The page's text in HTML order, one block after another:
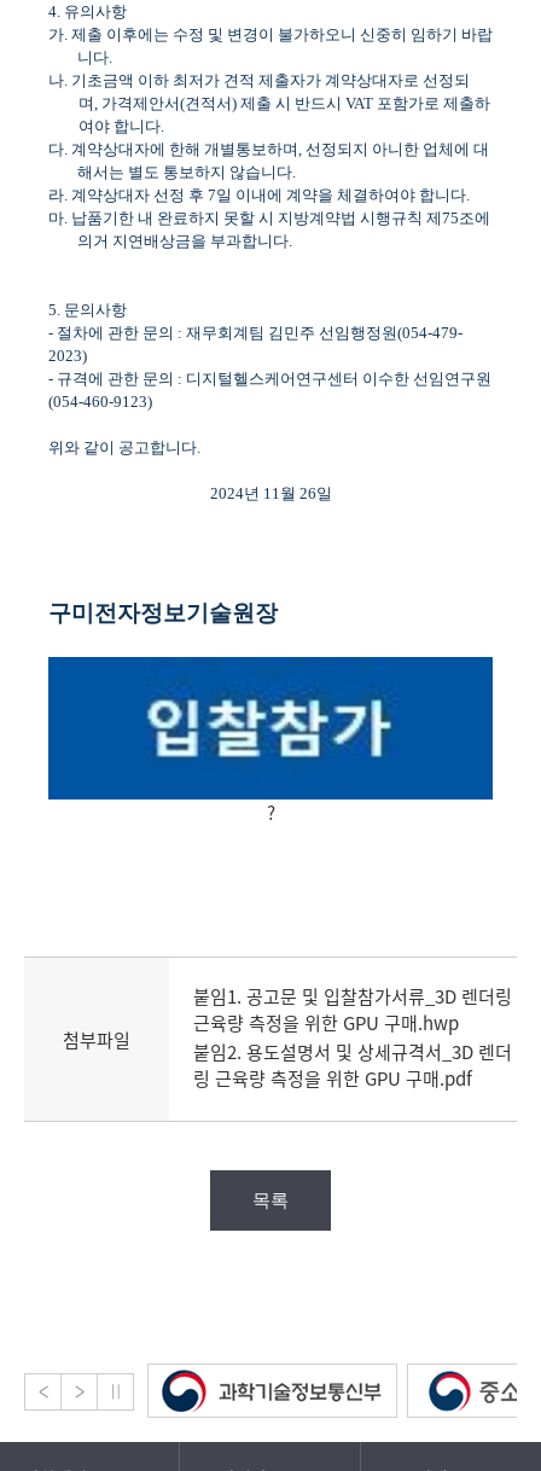
4. 유의사항
가 제출 이후에는 수정 및 변경이 불가하오니 신중히 임하기 바랍
니다.
나 기초금액 이하 최저가 견적 제출자가 계약상대자로 선정되
며 가격제안서(견적서)제출 시 반드시VAT 포함가로 제출하
여야 합니다
다 계약상대자에 한해 개별통보하며 선정되지 아니한 업체에 대
해서는 별도 통보하지 않습니다.
라 계약상대자 선정 후 7일 이내에 계약을 체결하여야 합니다
마 납품기한 내 완료하지 못할 시 지방계약법 시행규칙 제75조에
의거 지연배상금을 부과합니다.
5. 문의사항
- 절차에 관한 문의 : 재무회계팀 김민주 선임행정원(054-479-
2023)
- 규격에 관한 문의 : 디지털헬스케어연구센터 이수한 선임연구원
(054-460-9123)
위와 같이 공고합니다
2024년 11 월 26일
구미전자정보기술원장
?
첨부파일
붙임1. 공고문 및 입찰참가서류_3D 렌더링
근육량 측정을 위한 GPU 구매.hwp
붙임2. 용도설명서 및 상세규격서_3D 렌더
링 근육량 측정을 위한 GPU 구매.pdf
목록